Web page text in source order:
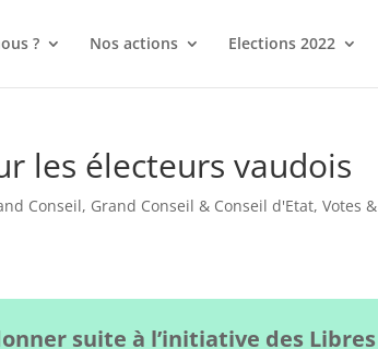
? Nos actions Elections 2022
les électeurs vaudois
Conseil, Grand Conseil & Conseil d'Etat,Votes &
suite à l’initiative des Libres